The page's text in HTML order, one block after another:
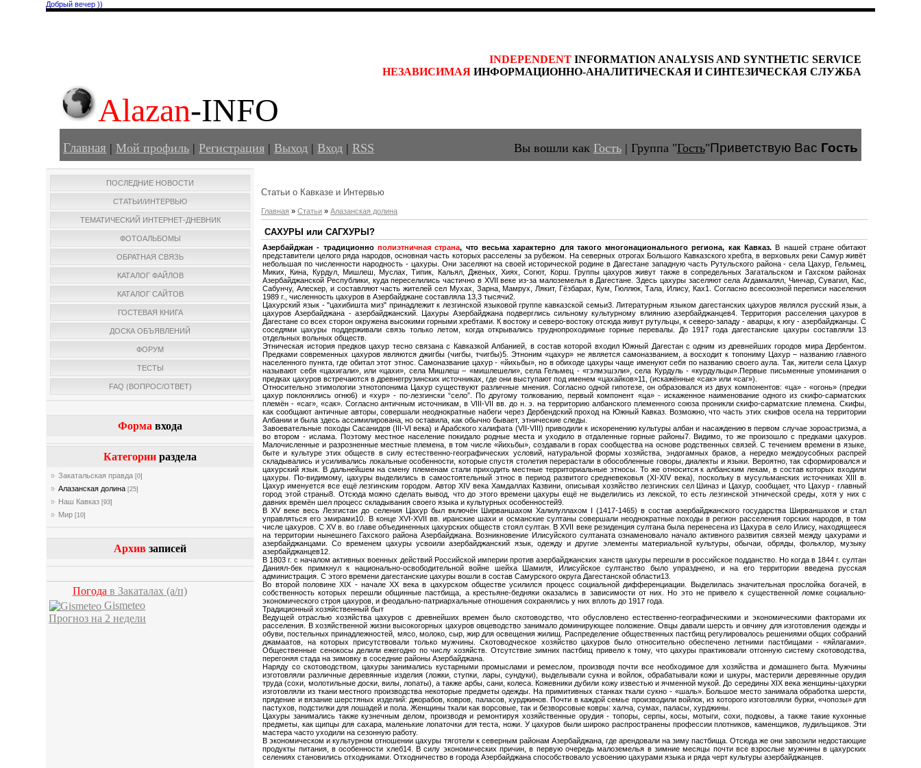
Добрый вечер ))
INDEPENDENT INFORMATION ANALYSIS AND SYNTHETIC SERVICE
НЕЗАВИСИМАЯ ИНФОРМАЦИОННО-АНАЛИТИЧЕСКАЯ И СИНТЕЗИЧЕСКАЯ СЛУЖБА
Alazan-INFO
Главная |Мой профиль |Регистрация |Выход |Вход |RSS Вы вошли как Гость| Группа"Гость"Приветствую Вас Гость
ПОСЛЕДНИЕ НОВОСТИ
СТАТЬИ/ИНТЕРВЬЮ
ТЕМАТИЧЕСКИЙ ИНТЕРНЕТ-ДНЕВНИК
ФОТОАЛЬБОМЫ
ОБРАТНАЯ СВЯЗЬ
КАТАЛОГ ФАЙЛОВ
КАТАЛОГ САЙТОВ
ГОСТЕВАЯ КНИГА
ДОСКА ОБЪЯВЛЕНИЙ
ФОРУМ
ТЕСТЫ
FAQ (ВОПРОС/ОТВЕТ)
Форма входа
Категории раздела
Закатальская правда [0]
Алазанская долина [25]
Наш Кавказ [93]
Мир [10]
Архив записей
Погода в Закаталах (а/п)
Gismeteo
Прогноз на 2 недели
Статьи о Кавказе и Интервью
Главная »Статьи »Алазанская долина
CАХУРЫ или САГХУРЫ?
Азербайджан - традиционнополиэтничная страна, что весьма характерно для такого многонационального региона, как Кавказ. В нашей стране обитают
представители целого ряда народов, основная часть которых расселены за рубежом. На северных отрогах Большого Кавказского хребта, в верховьях реки Самур живёт
небольшая по численности народность - цахуры. Они заселяют на своей исторической родине в Дагестане западную часть Рутульского района - села Цахур, Гельмец,
Миких, Кина, Курдул, Мишлеш, Муслах, Типик, Кальял, Дженых, Хиях, Согют, Корш. Группы цахуров живут также в сопредельных Загатальском и Гахском районах
Азербайджанской Республики, куда переселились частично в XVII веке из-за малоземелья в Дагестане. Здесь цахуры заселяют села Агдамкалял, Чинчар, Сувагил, Кас,
Сабунчу, Алескер, и составляют часть жителей сел Мухах, Зарна, Мамрух, Лякит, Гёзбарах, Кум, Гюллюк, Тала, Илису, Ках1. Согласно всесоюзной переписи населения
1989 г., численность цахуров в Азербайджане составляла 13,3 тысячи2.
Цахурский язык - "цахибишта миз" принадлежит к лезгинской языковой группе кавказской семьи3. Литературным языком дагестанских цахуров являлся русский язык, а
цахуров Азербайджана - азербайджанский. Цахуры Азербайджана подверглись сильному культурному влиянию азербайджанцев4. Территория расселения цахуров в
Дагестане со всех сторон окружена высокими горными хребтами. К востоку и северо-востоку отсюда живут рутульцы, к северо-западу - аварцы, к югу - азербайджанцы. С
соседями цахуры поддерживали связь только летом, когда открывались труднопроходимые горные перевалы. До 1917 года дагестанские цахуры составляли 13
отдельных вольных обществ.
Этническая история предков цахур тесно связана с Кавказкой Албанией, в состав которой входил Южный Дагестан с одним из древнейших городов мира Дербентом.
Предками современных цахуров являются джигбы (чигбы, тчигбы)5. Этноним «цахур» не является самоназванием, а восходит к топониму Цахур – названию главного
населенного пункта, где обитал этот этнос. Самоназвание цахур - «йихьбы», но в обиходе цахуры чаще именуют себя по названию своего аула. Так, жители села Цахур
называют себя «цахигали», или «цахи», села Мишлеш – «мишлешели», села Гельмец - «гэлмэшэли», села Курдуль - «курдульцы».Первые письменные упоминания о
предках цахуров встречаются в древнегрузинских источниках, где они выступают под именем «цахайков»11, (искажённые «сак» или «саг»).
Относительно этимологии этнотопонима Цахур существуют различные мнения. Согласно одной гипотезе, он образовался из двух компонентов: «ца» - «огонь» (предки
цахур поклонялись огню6) и «хур» - по-лезгински “село”. По другому толкованию, первый компонент «ца» - искаженное наименование одного из скифо-сарматских
племён - «саг», «сак». Согласно античным источникам, в VIII-VII вв. до н. э. на территорию албанского племенного союза проникли скифо-сарматские племена. Скифы,
как сообщают античные авторы, совершали неоднократные набеги через Дербендский проход на Южный Кавказ. Возможно, что часть этих скифов осела на территории
Албании и была здесь ассимилирована, но оставила, как обычно бывает, этнические следы.
Завоевательные походы Сасанидов (III-VI века) и Арабского халифата (VII-VIII) приводили к искоренению культуры албан и насаждению в первом случае зороастризма, а
во втором - ислама. Поэтому местное население покидало родные места и уходило в отдаленные горные районы7. Видимо, то же произошло с предками цахуров.
Малочисленные и разрозненные местные племена, в том числе «йихьбы», создавали в горах сообщества на основе родственных связей. С течением времени в языке,
быте и культуре этих обществ в силу естественно-географических условий, натуральной формы хозяйства, эндогамных браков, а нередко междоусобных распрей
складывались и усиливались локальные особенности, которые спустя столетия перерастали в обособленные говоры, диалекты и языки. Вероятно, так сформировался и
цахурский язык. В дальнейшем на смену племенам стали приходить местные территориальные этносы. То же относится к албанским лекам, в состав которых входили
цахуры. По-видимому, цахуры выделились в самостоятельный этнос в период развитого средневековья (XI-XIV века), поскольку в мусульманских источниках XIII в.
Цахур именуется все ещё лезгинским городом. Автор XIV века Хамдаллах Казвини, описывая хозяйство лезгинских сел Шиназ и Цахур, сообщает, что Цахур - главный
город этой страны8. Отсюда можно сделать вывод, что до этого времени цахуры ещё не выделились из лекской, то есть лезгинской этнической среды, хотя у них с
давних времён шел процесс складывания своего языка и культурных особенностей9.
В XV веке весь Лезгистан до селения Цахур был включён Ширваншахом Халилуллахом I (1417-1465) в состав азербайджанского государства Ширваншахов и стал
управляться его эмирами10. В конце XVI-XVII вв. иранские шахи и османские султаны совершали неоднократные походы в регион расселения горских народов, в том
числе цахуров. С XV в. во главе объединенных цахурских обществ стоял султан. В XVII веке резиденция султана была перенесена из Цахура в село Илису, находящееся
на территории нынешнего Гахского района Азербайджана. Возникновение Илисуйского султаната ознаменовало начало активного развития связей между цахурами и
азербайджанцами. Со временем цахуры усвоили азербайджанский язык, одежду и другие элементы материальной культуры, обычаи, обряды, фольклор, музыку
азербайджанцев12.
В 1803 г. с началом активных военных действий Российской империи против азербайджанских ханств цахуры перешли в российское подданство. Но когда в 1844 г. султан
Даниял-бек примкнул к национально-освободительной войне шейха Шамиля, Илисуйское султанство было упразднено, и на его территории введена русская
администрация. С этого времени дагестанские цахуры вошли в состав Самурского округа Дагестанской области13.
Во второй половине XIX - начале XX века в цахурском обществе усилился процесс социальной дифференциации. Выделилась значительная прослойка богачей, в
собственность которых перешли общинные пастбища, а крестьяне-бедняки оказались в зависимости от них. Но это не привело к существенной ломке социально-
экономического строя цахуров, и феодально-патриархальные отношения сохранялись у них вплоть до 1917 года.
Традиционный хозяйственный быт
Ведущей отраслью хозяйства цахуров с древнейших времен было скотоводство, что обусловлено естественно-географическими и экономическими факторами их
расселения. В хозяйственной жизни высокогорных цахуров овцеводство занимало доминирующее положение. Овцы давали шерсть и овчину для изготовления одежды и
обуви, постельных принадлежностей, мясо, молоко, сыр, жир для освещения жилищ. Распределение общественных пастбищ регулировалось решениями общих собраний
джамаатов, на которых присутствовали только мужчины. Скотоводческое хозяйство цахуров было относительно обеспечено летними пастбищами - «яйлагами».
Общественные сенокосы делили ежегодно по числу хозяйств. Отсутствие зимних пастбищ привело к тому, что цахуры практиковали отгонную систему скотоводства,
перегоняя стада на зимовку в соседние районы Азербайджана.
Наряду со скотоводством, цахуры занимались кустарными промыслами и ремеслом, производя почти все необходимое для хозяйства и домашнего быта. Мужчины
изготовляли различные деревянные изделия (ложки, ступки, лары, сундуки), выделывали сукна и войлок, обрабатывали кожи и шкуры, мастерили деревянные орудия
труда (сохи, молотильные доски, вилы, лопаты), а также арбы, сани, колеса. Кожевники дубили кожу известью и ячменной мукой. До середины XIX века женщины-цахурки
изготовляли из ткани местного производства некоторые предметы одежды. На примитивных станках ткали сукно - «шаль». Большое место занимала обработка шерсти,
прядение и вязание шерстяных изделий: джорабов, ковров, паласов, хурджинов. Почти в каждой семье производили войлок, из которого изготовляли бурки, «чопозы» для
пастухов, подстилки для лошадей и пола. Женщины ткали как ворсовые, так и безворсовые ковры: халча, сумах, паласы, хурджины.
Цахуры занимались также кузнечным делом, производя и ремонтируя хозяйственные орудия - топоры, серпы, косы, мотыги, сохи, подковы, а также такие кухонные
предметы, как щипцы для сахара, маленькие лопаточки для теста, ножи. У цахуров были широко распространены профессии плотников, каменщиков, лудильщиков. Эти
мастера часто уходили на сезонную работу.
В экономическом и культурном отношении цахуры тяготели к северным районам Азербайджана, где арендовали на зиму пастбища. Отсюда же они завозили недостающие
продукты питания, в особенности хлеб14. В силу экономических причин, в первую очередь малоземелья в зимние месяцы почти все взрослые мужчины в цахурских
селениях становились отходниками. Отходничество в города Азербайджана способствовало усвоению цахурами языка и ряда черт культуры азербайджанцев.